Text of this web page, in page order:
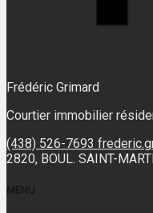
Frédéric Grimard
Courtier immobilier
(438) 526-7693
2820, BOUL. SAINT-